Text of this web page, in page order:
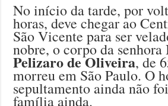
No início da tarde, por
horas, deve chegar ao
São Vicente para ser
nobre, o corpo da senhora
Pelizaro de Oliveira, de
morreu em São Paulo. O
sepultamento ainda não
família ainda.